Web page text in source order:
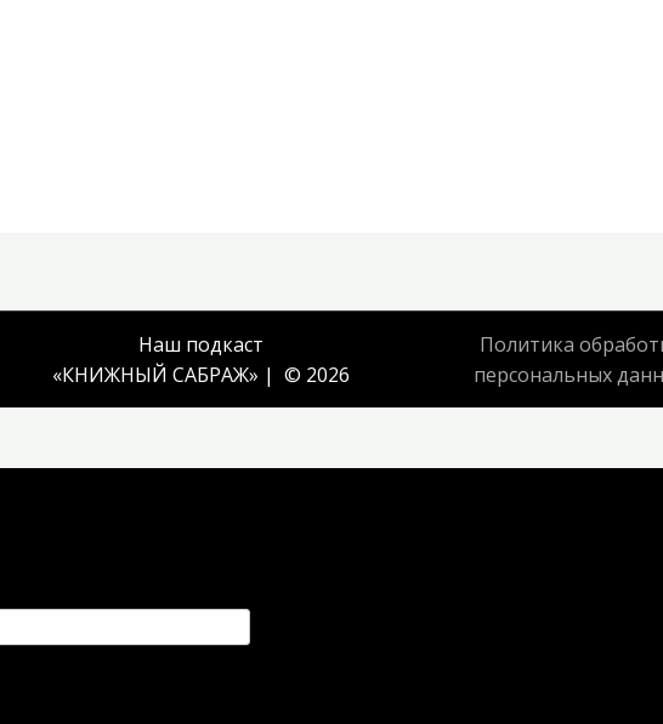
Наш подкаст
«КНИЖНЫЙ САБРАЖ» | © 2026
Политика
персональных